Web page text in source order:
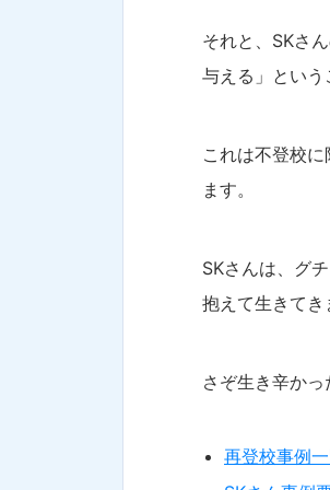
それと、SKさ
与える」という
これは不登校
ます。
SKさんは、グ
抱えて生きてき
さぞ生き辛かっ
再登校事例